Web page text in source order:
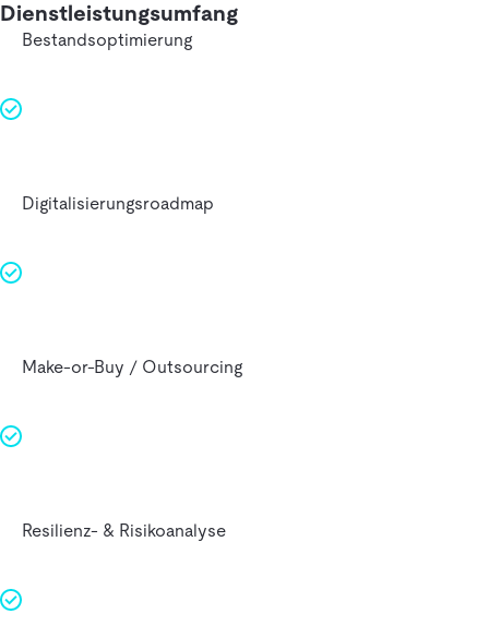
Dienstleistungsumfang
Bestands­optimierung
Digitalisierungs­roadmap
Make‑or‑Buy / Outsourcing
Resilienz‑ & Risiko­analyse